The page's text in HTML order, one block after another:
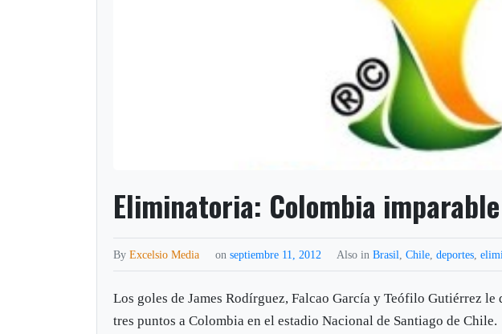
Eliminatoria: Colombia
ByExcelsio Media onseptiembre 11, 2012 Also inBrasil ,Chile ,deportes ,
Los goles de James Rodírguez, Falcao García y Teófilo Gutiérrez le
tres puntos a Colombia en el estadio Nacional de Santiago de Chile.